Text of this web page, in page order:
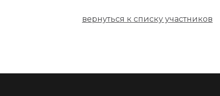
вернуться к списку участников